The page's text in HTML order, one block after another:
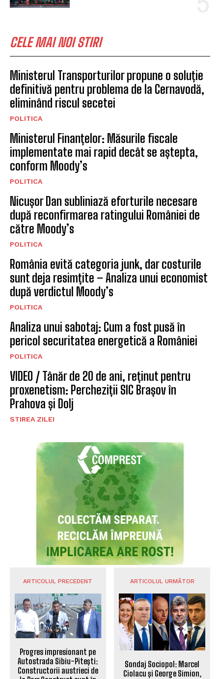
CELE MAI NOI STIRI
Ministerul Transporturilor propune o soluție
definitivă pentru problema de la Cernavodă,
eliminând riscul secetei
POLITICA
Ministerul Finanțelor: Măsurile fiscale
implementate mai rapid decât se aștepta,
conform Moody’s
POLITICA
Nicușor Dan subliniază eforturile necesare
după reconfirmarea ratingului României de
către Moody’s
POLITICA
România evită categoria junk, dar costurile
sunt deja resimțite – Analiza unui economist
după verdictul Moody’s
POLITICA
Analiza unui sabotaj: Cum a fost pusă în
pericol securitatea energetică a României
POLITICA
VIDEO / Tânăr de 20 de ani, reținut pentru
proxenetism: Percheziții SIC Brașov în
Prahova și Dolj
STIREA ZILEI
ARTICOLUL PRECEDENT
Progres impresionant pe
Autostrada Sibiu-Pitești:
Constructorii austrieci de
ARTICOLUL URMĂTOR
Sondaj Sociopol: Marcel
Ciolacu și George Simion,